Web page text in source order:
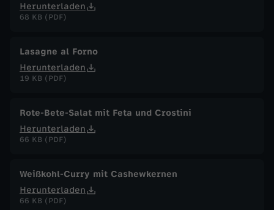
Herunterladen
68 KB (PDF)
Lasagne al Forno
Herunterladen
19 KB (PDF)
Rote-Bete-Salat mit Feta und Crostini
Herunterladen
66 KB (PDF)
Weißkohl-Curry mit Cashewkernen
Herunterladen
66 KB (PDF)